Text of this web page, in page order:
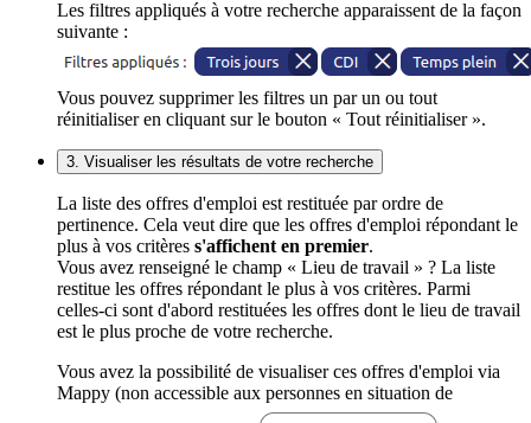
Les filtres appliqués à votre recherche apparaissent de la façon
suivante :
Vous pouvez supprimer les filtres un par un ou tout
réinitialiser en cliquant sur le bouton « Tout réinitialiser ».
3. Visualiser les résultats de votre recherche
La liste des offres d'emploi est restituée par ordre de
pertinence. Cela veut dire que les offres d'emploi répondant le
plus à vos critères s'affichent en premier.
Vous avez renseigné le champ « Lieu de travail » ? La liste
restitue les offres répondant le plus à vos critères. Parmi
celles-ci sont d'abord restituées les offres dont le lieu de travail
est le plus proche de votre recherche.
Vous avez la possibilité de visualiser ces offres d'emploi via
Mappy (non accessible aux personnes en situation de